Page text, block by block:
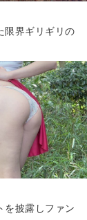
限界ギリギリの
を披露しファン